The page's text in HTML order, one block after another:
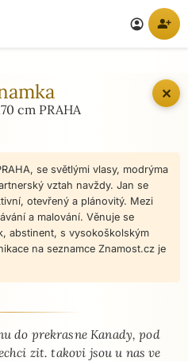
account_circle person_add
✕
cm PRAHA
se světlými vlasy, modrýma
vztah navždy. Jan se
otevřený a plánovitý. Mezi
a malování. Věnuje se
abstinent, s vysokoškolským
na seznamce Znamost.cz je
do prekrasne Kanady, pod
zit. takovi jsou u nas ve